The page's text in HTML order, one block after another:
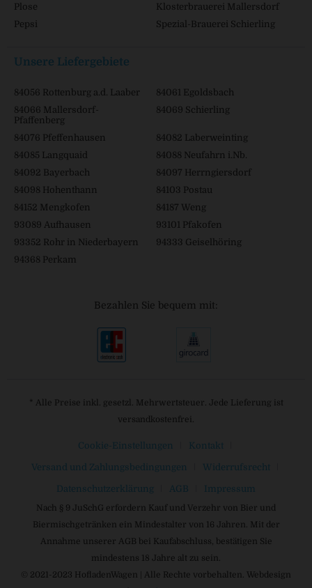
Plose
Klosterbrauerei Mallersdorf
Pepsi
Spezial-Brauerei Schierling
Unsere Liefergebiete
84056 Rottenburg a.d. Laaber
84061 Egoldsbach
84066 Mallersdorf-
Pfaffenberg
84069 Schierling
84076 Pfeffenhausen
84082 Laberweinting
84085 Langquaid
84088 Neufahrn i.Nb.
84092 Bayerbach
84097 Herrngiersdorf
84098 Hohenthann
84103 Postau
84152 Mengkofen
84187 Weng
93089 Aufhausen
93101 Pfakofen
93352 Rohr in Niederbayern
94333 Geiselhöring
94368 Perkam
Bezahlen Sie bequem mit:
* Alle Preise inkl. gesetzl. Mehrwertsteuer. Jede Lieferung ist
versandkostenfrei.
Cookie-Einstellungen Kontakt
Versand und Zahlungsbedingungen Widerrufsrecht
Datenschutzerklärung AGB Impressum
Nach § 9 JuSchG erfordern Kauf und Verzehr von Bier und
Biermischgetränken ein Mindestalter von 16 Jahren. Mit der
Annahme unserer AGB bei Kaufabschluss, bestätigen Sie
mindestens 18 Jahre alt zu sein.
© 2021-2023 HofladenWagen | Alle Rechte vorbehalten. Webdesign